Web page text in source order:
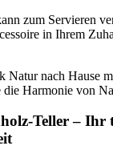
zum Servieren
in Ihrem
Natur nach Hause
die Harmonie von
Teller – Ihr